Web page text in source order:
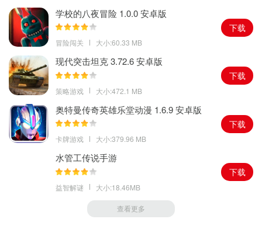
学校的八夜冒险 1.0.0 安卓版
冒险闯关 大小:60.33 MB
下载
现代突击坦克 3.72.6 安卓版
策略游戏 大小:472.1 MB
下载
奥特曼传奇英雄乐堂动漫 1.6.9 安卓版
卡牌游戏 大小:379.96 MB
下载
水管工传说手游
益智解谜 大小:18.46MB
下载
查看更多